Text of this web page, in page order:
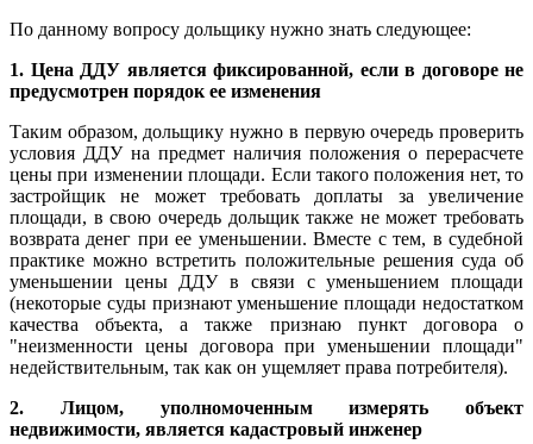
По данному вопросу дольщику нужно знать следующее:
1. Цена ДДУ является фиксированной, если в договоре не
предусмотрен порядок ее изменения
Таким образом, дольщику нужно в первую очередь проверить
условия ДДУ на предмет наличия положения о перерасчете
цены при изменении площади. Если такого положения нет, то
застройщик не может требовать доплаты за увеличение
площади, в свою очередь дольщик также не может требовать
возврата денег при ее уменьшении. Вместе с тем, в судебной
практике можно встретить положительные решения суда об
уменьшении цены ДДУ в связи с уменьшением площади
(некоторые суды признают уменьшение площади недостатком
качества объекта, а также признаю пункт договора о
"неизменности цены договора при уменьшении площади"
недействительным, так как он ущемляет права потребителя).
2. Лицом, уполномоченным измерять объект
недвижимости, является кадастровый инженер